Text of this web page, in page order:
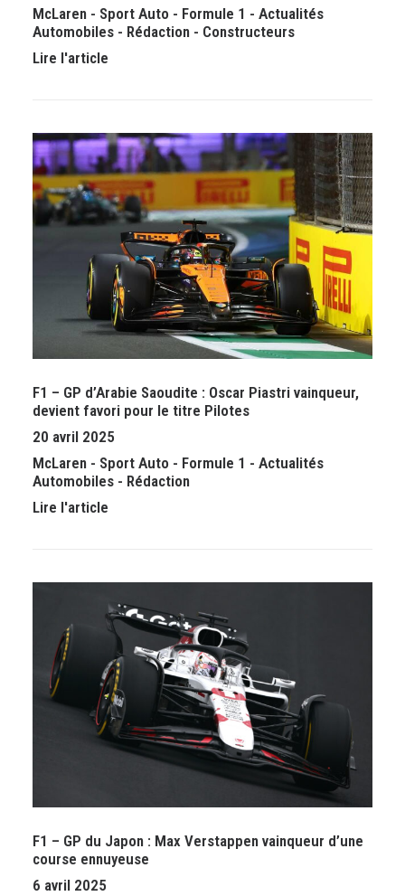
McLaren - Sport Auto - Formule 1 - Actualités
Automobiles - Rédaction - Constructeurs
Lire l'article
F1 – GP d’Arabie Saoudite : Oscar Piastri vainqueur,
devient favori pour le titre Pilotes
20 avril 2025
McLaren - Sport Auto - Formule 1 - Actualités
Automobiles - Rédaction
Lire l'article
F1 – GP du Japon : Max Verstappen vainqueur d’une
course ennuyeuse
6 avril 2025